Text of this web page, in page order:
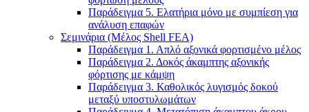
Παράδειγμα 5. Ελατήρια μόνο με συμπίεση για
ανάλυση επαφών
Σεμινάρια (Μέλος Shell FEA)
Παράδειγμα 1. Απλό αξονικά φορτισμένο μέλος
Παράδειγμα 2. Δοκός άκαμπτης αξονικής
φόρτισης με κάμψη
Παράδειγμα 3. Καθολικός λυγισμός δοκού
μεταξύ υποστυλωμάτων